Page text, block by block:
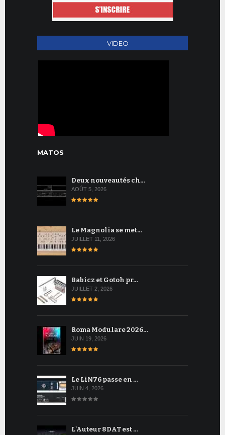
VIDEO
MATOS
Deux nouveautés ch…
AOÛT 5, 2026
Le Magnolia se met…
JUILLET 11, 2026
Babicz et Gotoh pr…
JUILLET 2, 2026
Roma Modulare 2026…
JUIN 19, 2026
Le LiN76 passe en …
JUIN 4, 2026
L'Auteur 8DAT est …